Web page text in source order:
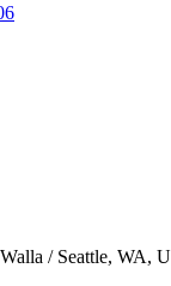
/ Seattle, WA,